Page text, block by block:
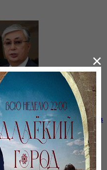
СНГ? | Роль Казахстана в
×